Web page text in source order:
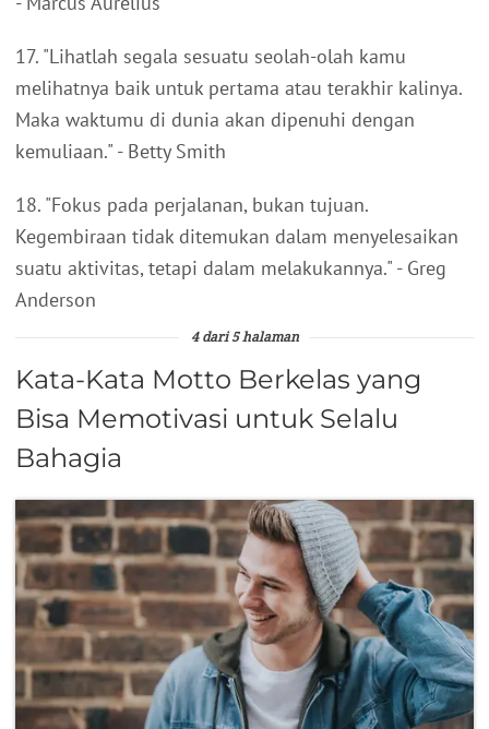
17. "Lihatlah segala sesuatu seolah-olah kamu
melihatnya baik untuk pertama atau terakhir kalinya.
Maka waktumu di dunia akan dipenuhi dengan
kemuliaan." - Betty Smith
18. "Fokus pada perjalanan, bukan tujuan.
Kegembiraan tidak ditemukan dalam menyelesaikan
suatu aktivitas, tetapi dalam melakukannya." - Greg
Anderson
4 dari 5 halaman
Kata-Kata Motto Berkelas yang
Bisa Memotivasi untuk Selalu
Bahagia